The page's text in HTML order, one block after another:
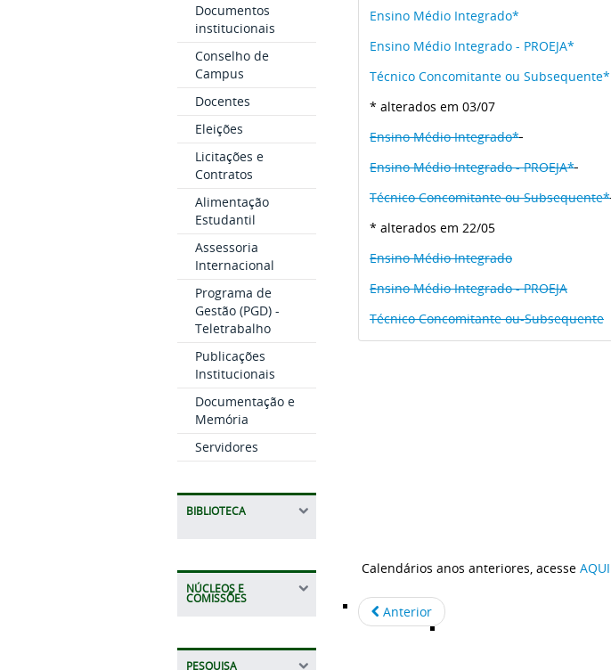
Documentos
institucionais
Conselho de
Campus
Docentes
Eleições
Licitações e
Contratos
Alimentação
Estudantil
Assessoria
Internacional
Programa de
Gestão (PGD) -
Teletrabalho
Publicações
Institucionais
Documentação e
Memória
Servidores
BIBLIOTECA
NÚCLEOS E
COMISSÕES
PESQUISA
Ensino Médio Integrado*
Ensino Médio Integrado - PROEJA*
Técnico Concomitante ou Subsequente*
* alterados em 03/07
Ensino Médio Integrado*
Ensino Médio Integrado - PROEJA*
Técnico Concomitante ou Subsequente*
* alterados em 22/05
Ensino Médio Integrado
Ensino Médio Integrado - PROEJA
Técnico Concomitante ou-Subsequente
Calendários anos anteriores, acesse AQUI
Anterior